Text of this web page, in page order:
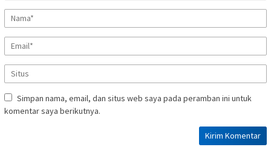
Simpan nama, email, dan situs web saya pada peramban ini untuk
komentar saya berikutnya.